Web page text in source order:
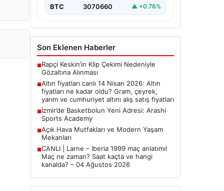
BTC 3070660 ▲ +0.76%
Son Eklenen Haberler
■Rapçi Keskin’in Klip Çekimi Nedeniyle
Gözaltına Alınması
■Altın fiyatları canlı 14 Nisan 2026: Altın
fiyatları ne kadar oldu? Gram, çeyrek,
yarım ve cumhuriyet altını alış satış fiyatları
■İzmir’de Basketbolun Yeni Adresi: Arashi
Sports Academy
■Açık Hava Mutfakları ve Modern Yaşam
Mekanları
■CANLI | Larne – Iberia 1999 maç anlatımı!
Maç ne zaman? Saat kaçta ve hangi
kanalda? – 04 Ağustos 2026